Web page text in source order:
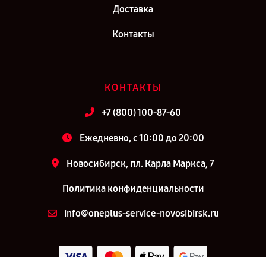
Доставка
Контакты
КОНТАКТЫ
+7 (800) 100-87-60
Ежедневно, с 10:00 до 20:00
Новосибирск, пл. Карла Маркса, 7
Политика конфиденциальности
info@oneplus-service-novosibirsk.ru